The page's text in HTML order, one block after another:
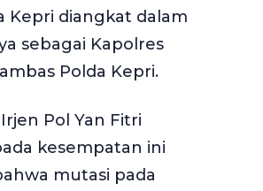
Kepri diangkat dalam
sebagai Kapolres
Polda Kepri.
Pol Yan Fitri
kesempatan ini
mutasi pada